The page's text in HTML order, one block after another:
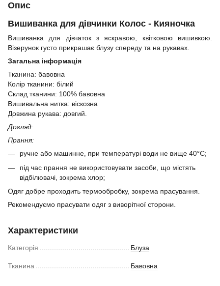
Опис
Вишиванка для дівчинки Колос - Кияночка
Вишиванка для дівчаток з яскравою, квітковою вишивкою.
Візерунок густо прикрашає блузу спереду та на рукавах.
Загальна інформація
Тканина: бавовна
Колір тканини: білий
Склад тканини: 100% бавовна
Вишивальна нитка: віскозна
Довжина рукава: довгий.
Догляд:
Прання:
ручне або машинне, при температурі води не вище 40°C;
під час прання не використовувати засоби, що містять
відбілювачі, зокрема хлор;
Одяг добре проходить термообробку, зокрема прасування.
Рекомендуємо прасувати одяг з виворітної сторони.
Характеристики
Категорія Блуза
Тканина Бавовна